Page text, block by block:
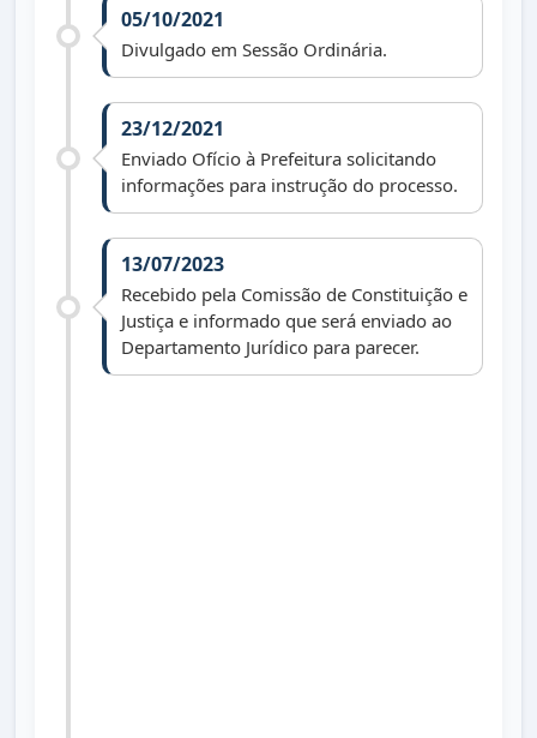
05/10/2021
Divulgado em Sessão Ordinária.
23/12/2021
Enviado Ofício à Prefeitura solicitando
informações para instrução do processo.
13/07/2023
Recebido pela Comissão de Constituição e
Justiça e informado que será enviado ao
Departamento Jurídico para parecer.